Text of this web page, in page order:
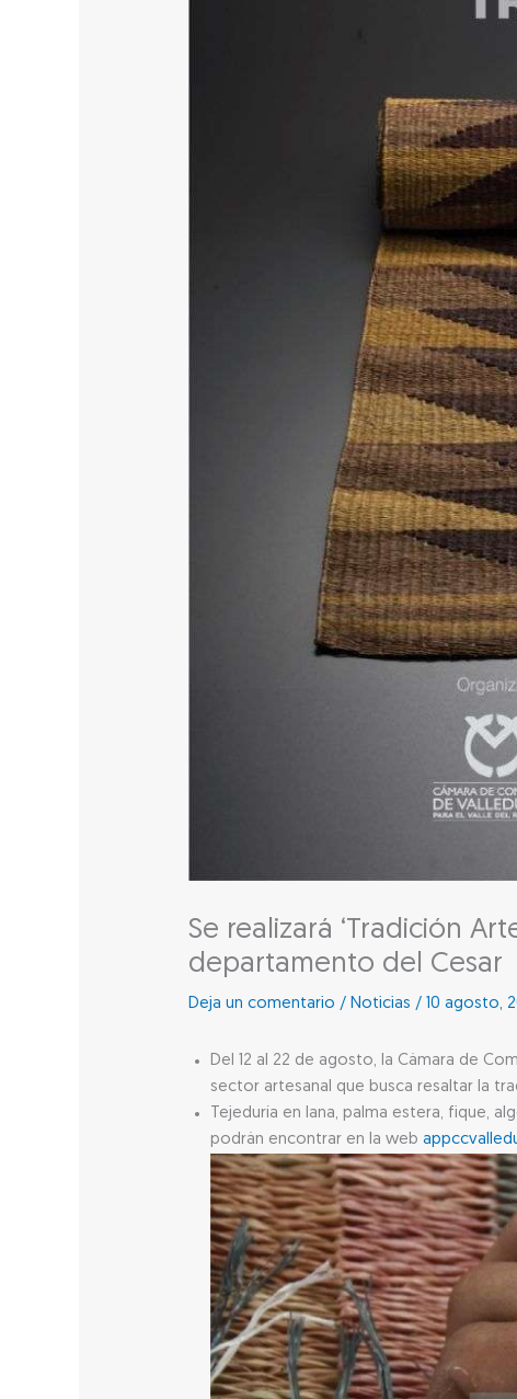
Se realizará ‘Tradición
departamento del Cesar
Deja un comentario / Noticias /10 agosto,
Del 12 al 22 de agosto, la Cámara de
sector artesanal que busca resaltar la
Tejeduría en lana, palma estera, fique,
podrán encontrar en la web